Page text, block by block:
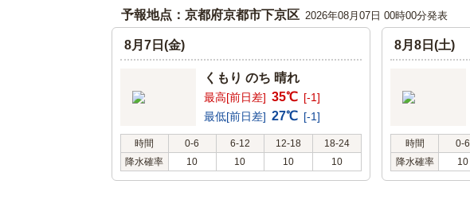
予報地点：京都府京都市下京区 2026年08月07日 00時00分発表
8月7日(金)
くもり のち 晴れ
最高[前日差] 35℃ [-1]
最低[前日差] 27℃ [-1]
時間 0-6 6-12 12-18
18-24
降水確率
10 10 10 10
8月8日(土)
時間 0-6
降水確率
10